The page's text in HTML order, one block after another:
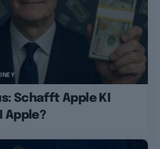
Schafft Apple KI
Apple?